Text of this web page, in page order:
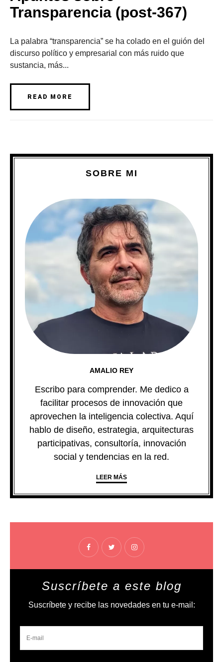
Transparencia (post-367)
La palabra “transparencia” se ha colado en el guión del
discurso político y empresarial con más ruido que
sustancia, más...
READ MORE
SOBRE MI
AMALIO REY
Escribo para comprender. Me dedico a
facilitar procesos de innovación que
aprovechen la inteligencia colectiva. Aquí
hablo de diseño, estrategia, arquitecturas
participativas, consultoría, innovación
social y tendencias en la red.
LEER MÁS
Suscríbete a este blog
Suscríbete y recibe las novedades en tu e-mail: